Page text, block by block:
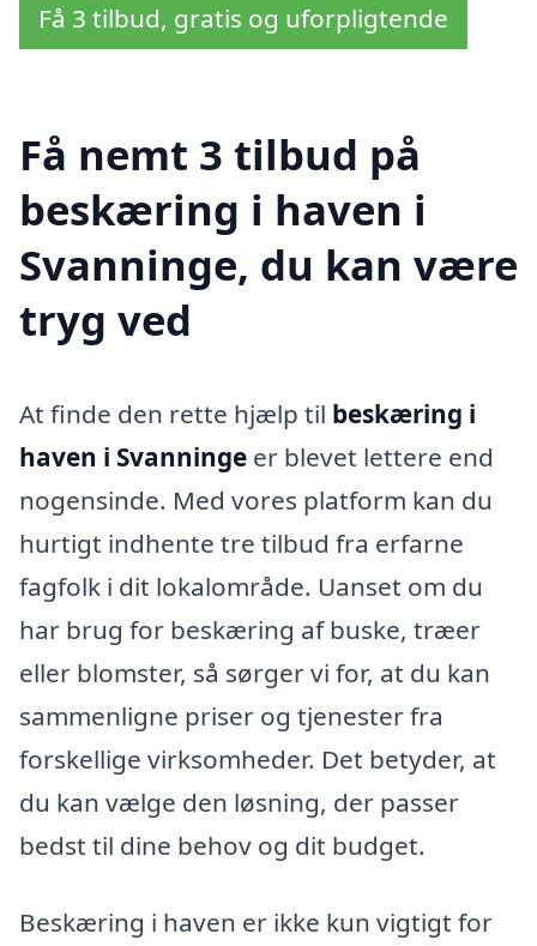
Få 3 tilbud, gratis og uforpligtende
Få nemt 3 tilbud på
beskæring i haven i
Svanninge, du kan være
tryg ved
At finde den rette hjælp til beskæring i
haven i Svanninge er blevet lettere end
nogensinde. Med vores platform kan du
hurtigt indhente tre tilbud fra erfarne
fagfolk i dit lokalområde. Uanset om du
har brug for beskæring af buske, træer
eller blomster, så sørger vi for, at du kan
sammenligne priser og tjenester fra
forskellige virksomheder. Det betyder, at
du kan vælge den løsning, der passer
bedst til dine behov og dit budget.
Beskæring i haven er ikke kun vigtigt for